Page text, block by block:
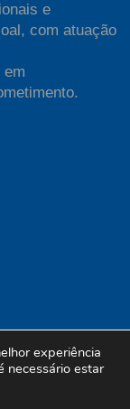
e
com atuação
em
| Powered by
experiência
necessário estar